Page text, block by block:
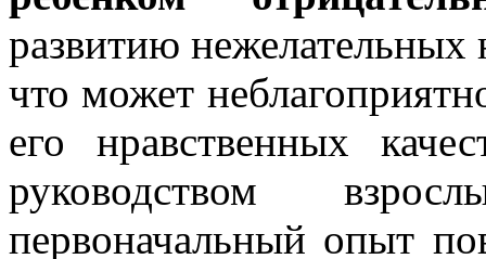
развитию
что может
его нравственных
руководством
первоначальный опыт